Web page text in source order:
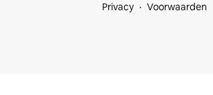
Privacy
Voorwaarden